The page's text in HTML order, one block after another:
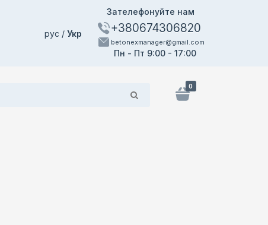
рус Укр
Зателефонуйте нам
+380674306820
betonexmanager@gmail.com
Пн - Пт 9:00 - 17:00
0